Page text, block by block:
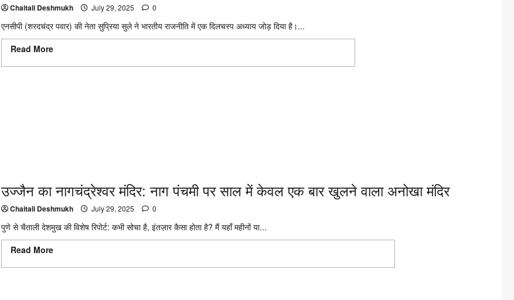
Chaitali Deshmukh July 29, 2025 0
एनसीपी (शरदचंद्र पवार) की नेता सुप्रिया सुले ने भारतीय राजनीति में एक दिलचस्प अध्याय जोड़ दिया है।...
Read More
उज्जैन का नागचंद्रेश्वर मंदिर: नाग पंचमी पर साल में केवल एक बार खुलने वाला अनोखा मंदिर
Chaitali Deshmukh July 29, 2025 0
पुणे से चैताली देशमुख की विशेष रिपोर्ट: कभी सोचा है, इंतज़ार कैसा होता है? मैं यहाँ महीनों या...
Read More